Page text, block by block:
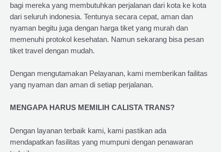
bagi mereka yang membutuhkan perjalanan dari kota ke kota
dari seluruh indonesia. Tentunya secara cepat, aman dan
nyaman begitu juga dengan harga tiket yang murah dan
memenuhi protokol kesehatan. Namun sekarang bisa pesan
tiket travel dengan mudah.
Dengan mengutamakan Pelayanan, kami memberikan failitas
yang nyaman dan aman di setiap perjalanan.
MENGAPA HARUS MEMILIH CALISTA TRANS?
Dengan layanan terbaik kami, kami pastikan ada
mendapatkan fasilitas yang mumpuni dengan penawaran